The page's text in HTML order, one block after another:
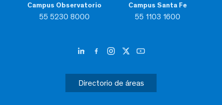
Campus Observatorio
55 5230 8000
Campus Santa Fe
55 1103 1600
Directorio de áreas